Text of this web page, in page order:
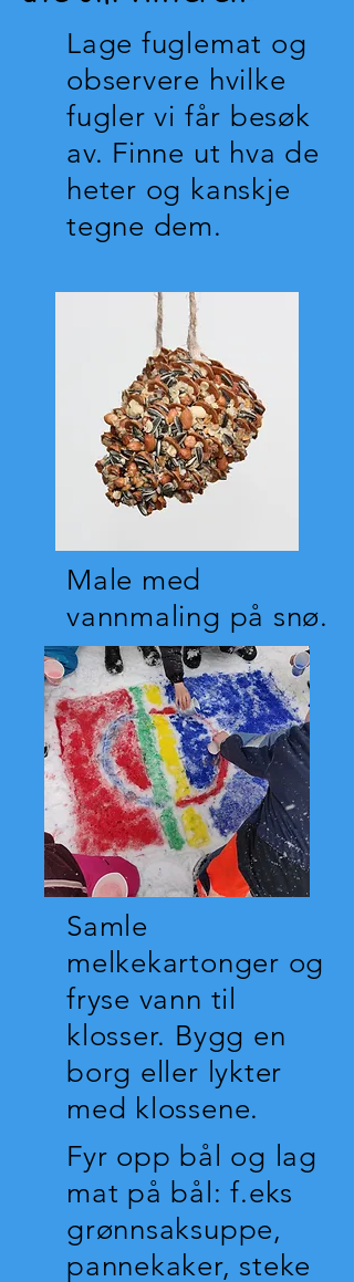
Lage fuglemat og
observere hvilke
fugler vi får besøk
av. Finne ut hva de
heter og kanskje
tegne dem.
Male med
vannmaling på snø.
Samle
melkekartonger og
fryse vann til
klosser. Bygg en
borg eller lykter
med klossene.
Fyr opp bål og lag
mat på bål: f.eks
grønnsaksuppe,
pannekaker, steke